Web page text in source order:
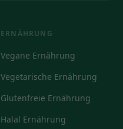
ERNÄHRUNG
Vegane Ernährung
Vegetarische Ernährung
Glutenfreie Ernährung
Halal Ernährung